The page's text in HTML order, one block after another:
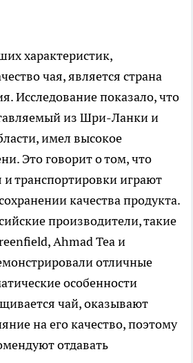
характеристик,
чая, является страна
Исследование показало, что
из Шри-Ланки и
имел высокое
Это говорит о том, что
и транспортировки играют
качества продукта.
производители, такие
Ahmad Tea и
отличные
особенности
чай, оказывают
на его качество, поэтому
отдавать